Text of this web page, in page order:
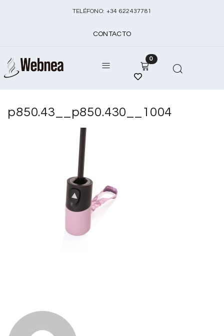
TELÉFONO: +34 622437781
CONTACTO
0
p850.43__p850.430__1004